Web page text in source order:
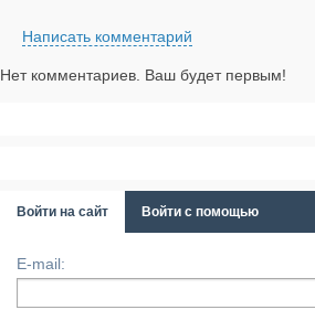
Написать комментарий
Нет комментариев. Ваш будет первым!
Войти на сайт Войти с помощью
E-mail: